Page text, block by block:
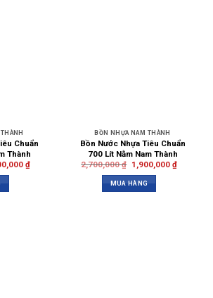
Chuẩn
Thành
₫
BỒN NHỰA NAM THÀNH
Bồn Nước Nhựa Tiêu Chuẩn
700 Lít Nằm Nam Thành
2,700,000₫ 1,900,000 ₫
MUA HÀNG